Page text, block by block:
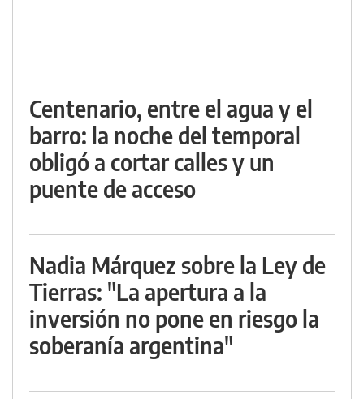
Centenario, entre el agua y el
barro: la noche del temporal
obligó a cortar calles y un
puente de acceso
Nadia Márquez sobre la Ley de
Tierras: "La apertura a la
inversión no pone en riesgo la
soberanía argentina"